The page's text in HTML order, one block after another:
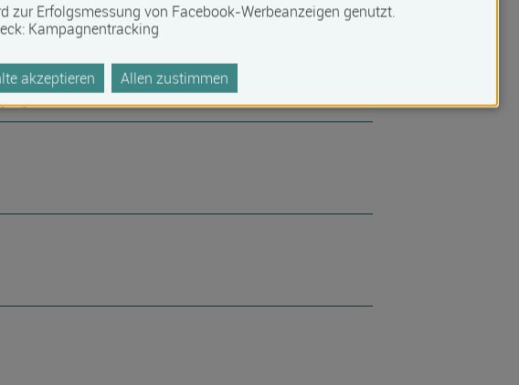
zur Erfolgsmessung von Facebook-Werbeanzeigen genutzt.
: Kampagnentracking
akzeptieren Allen zustimmen